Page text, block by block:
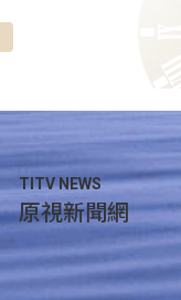
TITV NEWS
原視新聞網